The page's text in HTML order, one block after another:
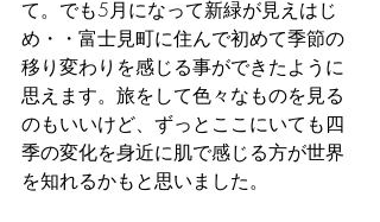
て。でも5月になって新緑が見えはじ
め・・富士見町に住んで初めて季節の
移り変わりを感じる事ができたように
思えます。旅をして色々なものを見る
のもいいけど、ずっとここにいても四
季の変化を身近に肌で感じる方が世界
を知れるかもと思いました。